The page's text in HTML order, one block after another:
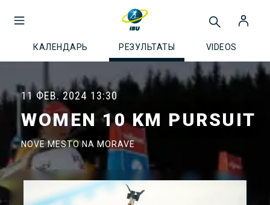
КАЛЕНДАРЬ РЕЗУЛЬТАТЫ VIDEOS
11 ФЕВ. 2024 13:30
WOMEN 10 KM PURSUIT
NOVE MESTO NA MORAVE